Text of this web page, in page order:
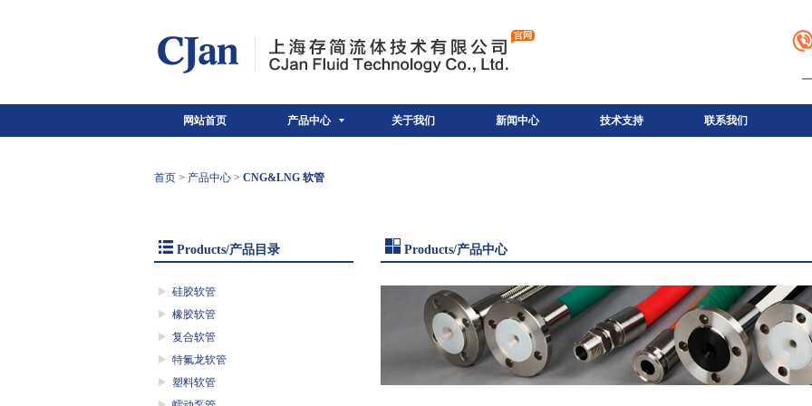
网站首页 产品中心 关于我们 新闻中心 技术支持 联系我们
首页> 产品中心> CNG&LNG 软管
Products/产品目录
硅胶软管
橡胶软管
复合软管
特氟龙软管
塑料软管
Products/产品中心